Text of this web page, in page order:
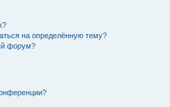
на определённую тему?
форум?